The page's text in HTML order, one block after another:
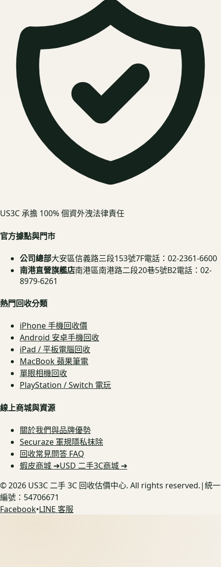
US3C 承擔 100% 個資外洩法律責任
官方據點與門市
公司總部大安區信義路三段153號7F電話：02-2361-6600
南港直營旗艦店南港區南港路二段20巷5號B2電話：02-
8979-6261
熱門回收分類
iPhone 手機回收價
Android 安卓手機回收
iPad / 平板電腦回收
MacBook 蘋果筆電
單眼相機回收
PlayStation / Switch 電玩
線上商城與資源
關於我們與品牌優勢
Securaze 軍規隱私抹除
回收常見問答 FAQ
蝦皮商城 ➔USD 二手3C商城 ➔
©2026 US3C 二手 3C 回收估價中心. All rights reserved.|統一
編號：54706671
Facebook•LINE 客服